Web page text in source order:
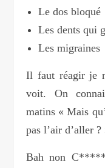
Le dos bloqué
Les dents qui
Les migraines
Il faut réagir je
voit. On
matins « Mais
pas l’air d’aller ?
Bah non